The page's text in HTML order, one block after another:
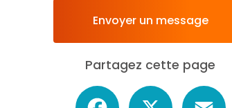
Envoyer un message
Partagez cette page
Facebook